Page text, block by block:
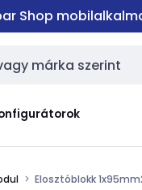
Shop
Elosztóblokk